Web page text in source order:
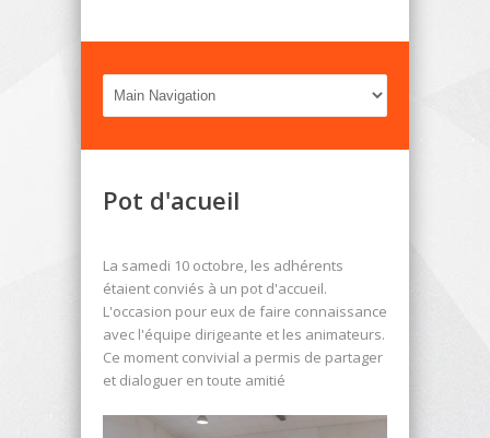
Pot d'acueil
La samedi 10 octobre, les adhérents
étaient conviés à un pot d'accueil.
L'occasion pour eux de faire connaissance
avec l'équipe dirigeante et les animateurs.
Ce moment convivial a permis de partager
et dialoguer en toute amitié